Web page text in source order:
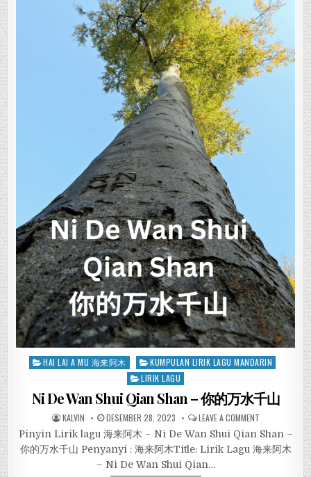
Posted
HAI LAI A MU 海来阿木
KUMPULAN LIRIK LAGU MANDARIN
LIRIK LAGU
Ni De Wan Shui Qian Shan – 你的万水千山
KALVIN DESEMBER 28, 2023 LEAVE A COMMENT
Pinyin Lirik lagu 海来阿木 – Ni De Wan Shui Qian Shan –
你的万水千山 Penyanyi : 海来阿木Title: Lirik Lagu 海来阿木
– Ni De Wan Shui Qian…